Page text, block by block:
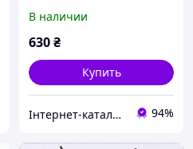
В наличии
630₴
Купить
Інтернет-каталог знижок "MODNO" 94%